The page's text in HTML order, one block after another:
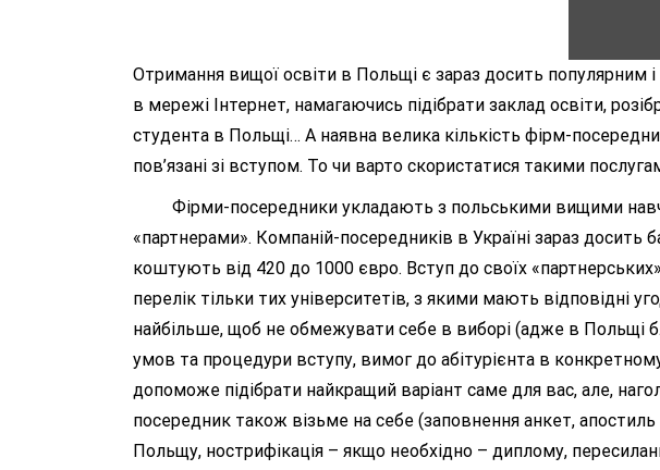
Отримання вищої освіти в Польщі є зараз досить популярним і
в мережі Інтернет, намагаючись підібрати заклад освіти,
студента в Польщі… А наявна велика кількість фірм-
пов’язані зі вступом. То чи варто скористатися такими
Фірми-посередники укладають з польськими вищими
«партнерами». Компаній-посередників в Україні зараз досить
коштують від 420 до 1000 євро. Вступ до своїх
перелік тільки тих університетів, з якими мають відповідні
найбільше, щоб не обмежувати себе в виборі (адже в Польщі
умов та процедури вступу, вимог до абітурієнта в
допоможе підібрати найкращий варіант саме для вас, але,
посередник також візьме на себе (заповнення анкет,
Польщу, нострифікація – якщо необхідно – диплому,